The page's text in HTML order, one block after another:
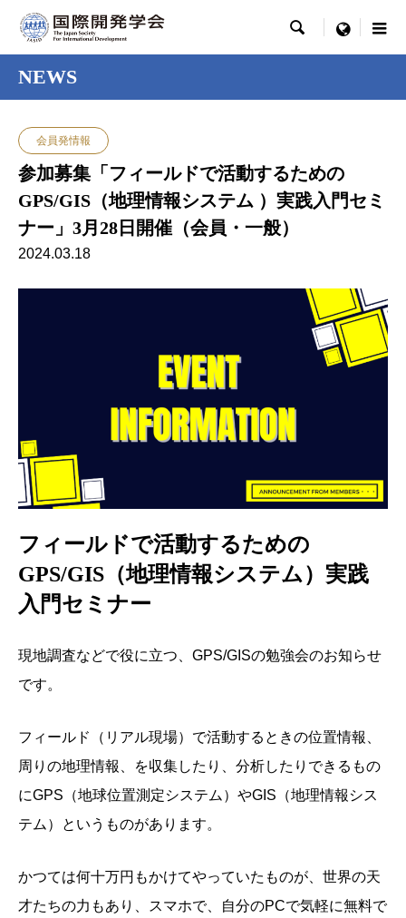
 menu
NEWS
会員発情報
参加募集「フィールドで活動するための
GPS/GIS（地理情報システム ）実践入門セミ
ナー」3月28日開催（会員・一般）
2024.03.18
フィールドで活動するための
GPS/GIS（地理情報システム）実践
入門セミナー
現地調査などで役に立つ、GPS/GISの勉強会のお知らせ
です。
フィールド（リアル現場）で活動するときの位置情報、
周りの地理情報、を収集したり、分析したりできるもの
にGPS（地球位置測定システム）やGIS（地理情報シス
テム）というものがあります。
かつては何十万円もかけてやっていたものが、世界の天
才たちの力もあり、スマホで、自分のPCで気軽に無料で